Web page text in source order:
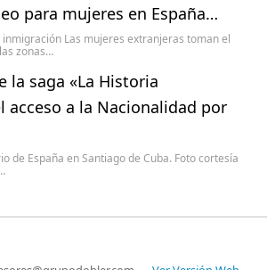
para mujeres en España…
Las mujeres extranjeras toman el
zonas…
la saga «La Historia
acceso a la Nacionalidad por
de España en Santiago de Cuba. Foto cortesía